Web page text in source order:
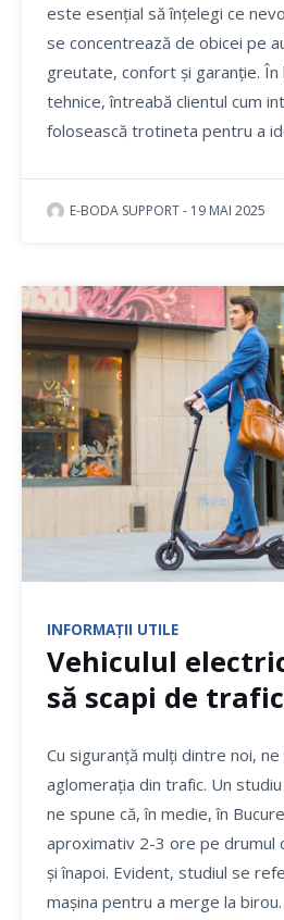
este esențial să înțelegi ce
se concentrează de obicei pe
greutate, confort și garanție. În
tehnice, întreabă clientul cum
folosească trotineta pentru a
E-BODA SUPPORT- 19 MAI 2025
INFORMAȚII UTILE
Vehiculul
să scapi de
Cu siguranță mulți dintre noi,
aglomerația din trafic. Un
ne spune că, în medie, în
aproximativ 2-3 ore pe drumul
și înapoi. Evident, studiul se
mașina pentru a merge la birou.